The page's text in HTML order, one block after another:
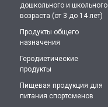
дошкольного и школьного
возраста (от 3 до 14 лет)
Продукты общего
назначения
Геродиетические
продукты
Пищевая продукция для
питания спортсменов